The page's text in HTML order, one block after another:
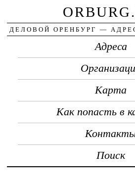
ДЕЛОВОЙ ОРЕНБУРГ —
Адреса
Карта
Как попасть в
Поиск